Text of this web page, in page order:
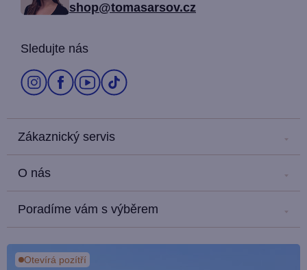
shop@tomasarsov.cz
Sledujte nás
Zákaznický servis
Doprava a platba
Obchodní podmínky
Ochrana osobních údajů
O nás
Média a PR
Poradíme vám s výběrem
Kde nás najdete?
Otevírá pozítří